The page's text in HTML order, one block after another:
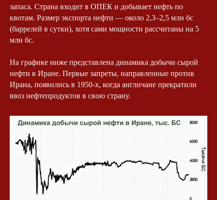
запаса. Страна входит в ОПЕК и добывает нефть по
квотам. Размер экспорта нефти — около 2,3–2,5 млн бс
(баррелей в сутки), хотя сами мощности рассчитаны на 5
млн бс.
На графике ниже представлена динамика добычи сырой
нефти в Иране. Первые запреты, направленные против
Ирана, появились в 1950-х, когда англичане прекратили
ввоз нефтепродуктов в свою страну.